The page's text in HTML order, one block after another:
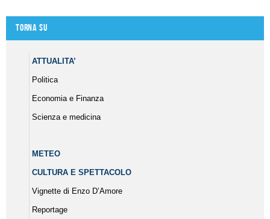
Torna su
ATTUALITA’
Politica
Economia e Finanza
Scienza e medicina
METEO
CULTURA E SPETTACOLO
Vignette di Enzo D’Amore
Reportage